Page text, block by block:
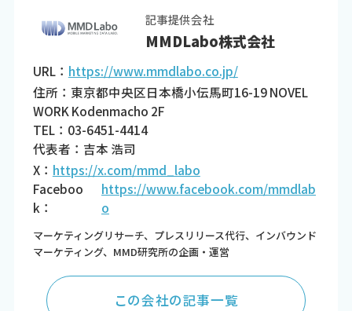
記事提供会社
MMDLabo株式会社
URL： https://www.mmdlabo.co.jp/
住所：東京都中央区日本橋小伝馬町16-19 NOVEL
WORK Kodenmacho 2F
TEL：03-6451-4414
代表者：吉本 浩司
X： https://x.com/mmd_labo
Faceboo
k：
https://www.facebook.com/mmdlab
o
マーケティングリサーチ、プレスリリース代行、インバウンド
マーケティング、MMD研究所の企画・運営
この会社の記事一覧